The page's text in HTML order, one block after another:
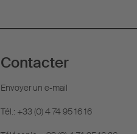
Contacter
Envoyer un e-mail
Tél.: +33 (0) 4 74 95 16 16